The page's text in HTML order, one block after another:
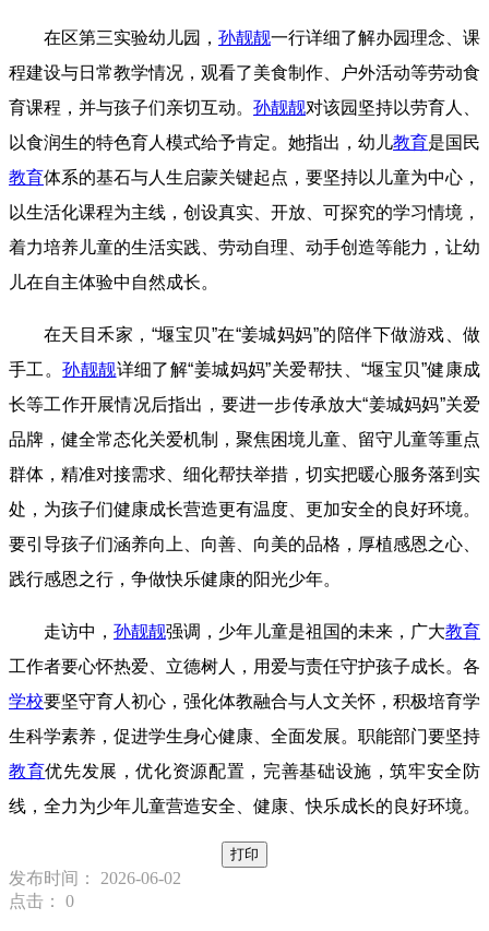
在区第三实验幼儿园， 孙靓靓一行详细了解办园理念、课
程建设与日常教学情况，观看了美食制作、户外活动等劳动食
育课程，并与孩子们亲切互动。 孙靓靓对该园坚持以劳育人、
以食润生的特色育人模式给予肯定。她指出，幼儿教育是国民
教育体系的基石与人生启蒙关键起点，要坚持以儿童为中心，
以生活化课程为主线，创设真实、开放、可探究的学习情境，
着力培养儿童的生活实践、劳动自理、动手创造等能力，让幼
儿在自主体验中自然成长。
在天目禾家，“堰宝贝”在“姜城妈妈”的陪伴下做游戏、做
手工。孙靓靓详细了解“姜城妈妈”关爱帮扶、“堰宝贝”健康成
长等工作开展情况后指出，要进一步传承放大“姜城妈妈”关爱
品牌，健全常态化关爱机制，聚焦困境儿童、留守儿童等重点
群体，精准对接需求、细化帮扶举措，切实把暖心服务落到实
处，为孩子们健康成长营造更有温度、更加安全的良好环境。
要引导孩子们涵养向上、向善、向美的品格，厚植感恩之心、
践行感恩之行，争做快乐健康的阳光少年。
走访中， 孙靓靓强调，少年儿童是祖国的未来，广大教育
工作者要心怀热爱、立德树人，用爱与责任守护孩子成长。各
学校要坚守育人初心，强化体教融合与人文关怀，积极培育学
生科学素养，促进学生身心健康、全面发展。职能部门要坚持
教育优先发展，优化资源配置，完善基础设施，筑牢安全防
线，全力为少年儿童营造安全、健康、快乐成长的良好环境。
打印
发布时间： 2026-06-02
点击： 0